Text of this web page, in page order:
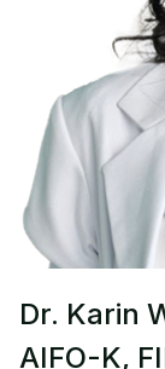
Dr. Karin
AIFO-K,